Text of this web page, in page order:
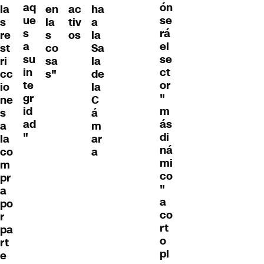
la
s
re
st
ri
cc
io
ne
s
a
la
co
m
pr
a
po
r
pa
rt
e
aq
ue
s
a
su
in
te
gr
id
ad
"
en
la
s
co
sa
s"
ac
tiv
os
ha
a
la
Sa
la
de
la
C
á
m
ar
a
ón
se
rá
el
se
ct
or
"
m
ás
di
ná
mi
co
"
a
co
rt
o
pl